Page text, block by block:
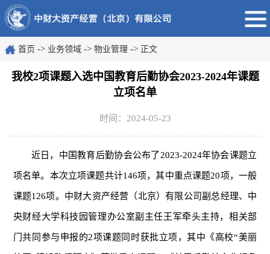
首页 -> 业务领域 -> 物业管理 -> 正文
我校2项课题入选中国教育后勤协会2023-2024年课题
立项名单
时间：2024-05-23
近日，中国教育后勤协会公布了2023-2024年协会课题立
项名单。本次立项课题共计146项，其中重点课题20项，一般
课题126项。中财大资产经营（北京）有限公司副总经理、中
央财经大学科技园管理办公室副主任王军牵头主持，相关部
门共同参与申报的2项课题同时获批立项，其中《高校“美丽